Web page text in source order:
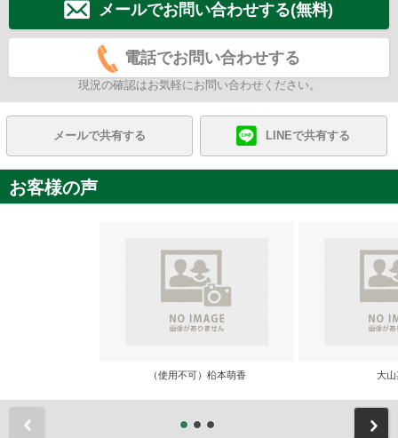
メールでお問い合わせする(無料)
電話でお問い合わせする
現況の確認はお気軽にお問い合わせください。
メールで共有する LINEで共有する
お客様の声
（使用不可）柗本萌香 大山